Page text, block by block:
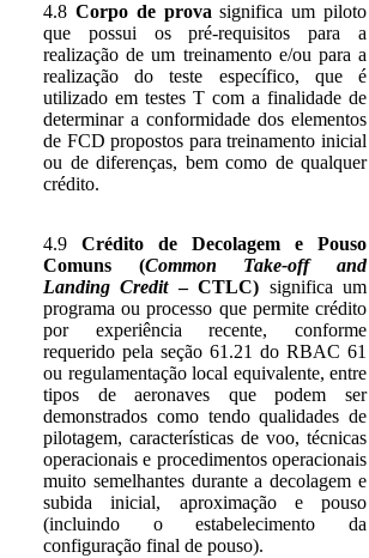
4.8 Corpo de provasignifica um piloto
que possui os pré-requisitos para a
realização de um treinamento e/ou para a
realização do teste específico, que é
utilizado em testes T com a finalidade de
determinar a conformidade dos elementos
de FCD propostos para treinamento inicial
ou de diferenças, bem como de qualquer
crédito.
4.9 Crédito de Decolagem e Pouso
Comuns (Common Take-off and
Landing Credit– CTLC) significa um
programa ou processo que permite crédito
por experiência recente, conforme
requerido pela seção 61.21 do RBAC 61
ou regulamentação local equivalente, entre
tipos de aeronaves que podem ser
demonstrados como tendo qualidades de
pilotagem, características de voo, técnicas
operacionais e procedimentos operacionais
muito semelhantes durante a decolagem e
subida inicial, aproximação e pouso
(incluindo o estabelecimento da
configuração final de pouso).